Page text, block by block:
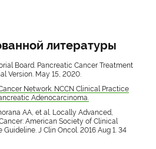
литературы
Board. Pancreatic Cancer Treatment
Version. May 15, 2020.
Network. NCCN Clinical Practice
Adenocarcinoma.
AA, et al. Locally Advanced,
American Society of Clinical
J Clin Oncol. 2016 Aug 1. 34